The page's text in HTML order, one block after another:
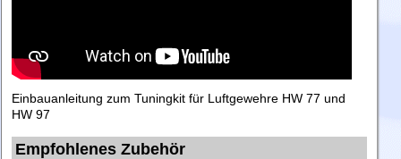
Einbauanleitung zum Tuningkit für Luftgewehre HW 77 und
HW 97
Empfohlenes Zubehör